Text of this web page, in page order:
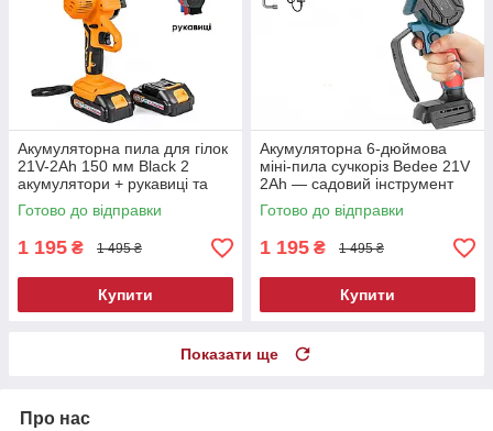
Акумуляторна пила для гілок
21V-2Ah 150 мм Black 2
акумулятори + рукавиці та
олива
Готово до відправки
1 195 ₴ 1 495 ₴
Купити
Акумуляторна 6-дюймова
міні-пила сучкоріз Bedee 21V
2Ah — садовий інструмент
для обрізки гілок
Готово до відправки
1 195 ₴ 1 495 ₴
Купити
Показати ще
Про нас